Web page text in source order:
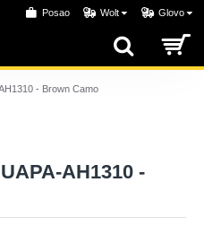
Posao Wolt Glovo
- Brown Camo
AH1310 -